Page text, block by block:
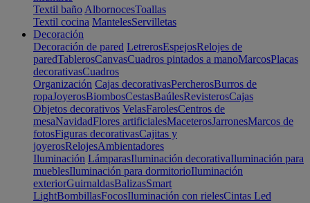
Textil baño AlbornocesToallas
Textil cocina MantelesServilletas
Decoración
Decoración de pared LetrerosEspejosRelojes de
paredTablerosCanvasCuadros pintados a manoMarcosPlacas
decorativasCuadros
Organización Cajas decorativasPercherosBurros de
ropaJoyerosBiombosCestasBaúlesRevisterosCajas
Objetos decorativos VelasFarolesCentros de
mesaNavidadFlores artificialesMaceterosJarronesMarcos de
fotosFiguras decorativasCajitas y
joyerosRelojesAmbientadores
Iluminación LámparasIluminación decorativaIluminación para
mueblesIluminación para dormitorioIluminación
exteriorGuirnaldasBalizasSmart
LightBombillasFocosIluminación con rielesCintas Led